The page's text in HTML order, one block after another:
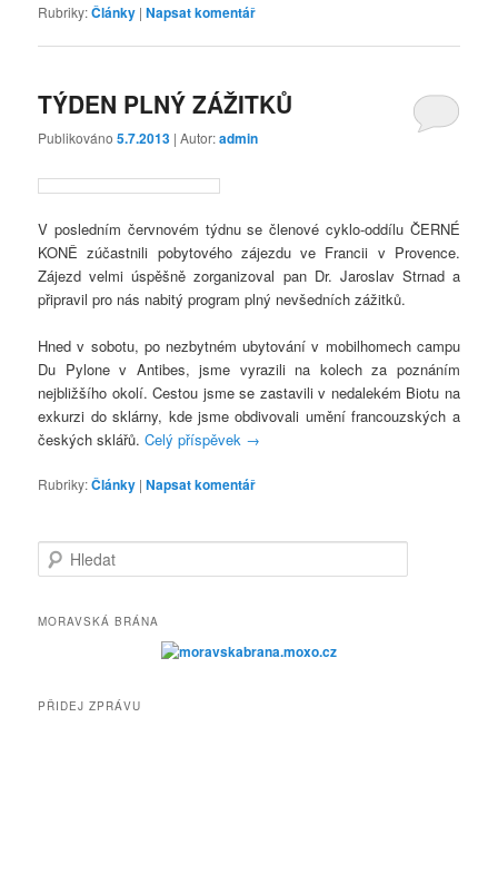
Rubriky:Články |Napsat komentář
TÝDEN PLNÝ ZÁŽITKŮ
Publikováno5.7.2013 | Autor:admin
V posledním červnovém týdnu se členové cyklo-oddílu ČERNÉ
KONĚ zúčastnili pobytového zájezdu ve Francii v Provence.
Zájezd velmi úspěšně zorganizoval pan Dr. Jaroslav Strnad a
připravil pro nás nabitý program plný nevšedních zážitků.
Hned v sobotu, po nezbytném ubytování v mobilhomech campu
Du Pylone v Antibes, jsme vyrazili na kolech za poznáním
nejbližšího okolí. Cestou jsme se zastavili v nedalekém Biotu na
exkurzi do sklárny, kde jsme obdivovali umění francouzských a
českých sklářů.Celý příspěvek →
Rubriky:Články |Napsat komentář
l
d
MORAVSKÁ BRÁNA
PŘIDEJ ZPRÁVU